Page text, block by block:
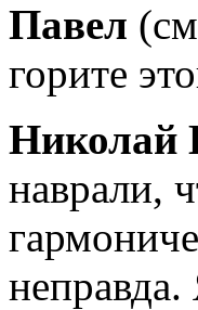
Павел
горите
Николай
наврали,